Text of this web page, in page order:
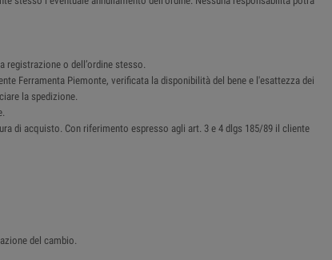
o dell’ordine stesso.
Ferramenta Piemonte, verificata la disponibilità del bene e l'esattezza dei
la spedizione.
di acquisto. Con riferimento espresso agli art. 3 e 4 dlgs 185/89 il cliente
del cambio.